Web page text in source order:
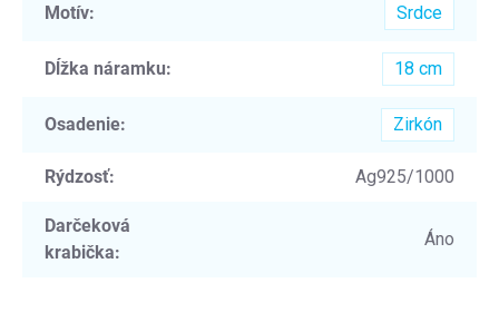
Motív: Srdce
Dĺžka náramku: 18 cm
Osadenie: Zirkón
Rýdzosť: Ag925/1000
Darčeková
krabička:
Áno